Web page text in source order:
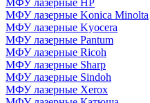
МФУ лазерные HP
МФУ лазерные Konica Minolta
МФУ лазерные Kyocera
МФУ лазерные Pantum
МФУ лазерные Ricoh
МФУ лазерные Sharp
МФУ лазерные Sindoh
МФУ лазерные Xerox